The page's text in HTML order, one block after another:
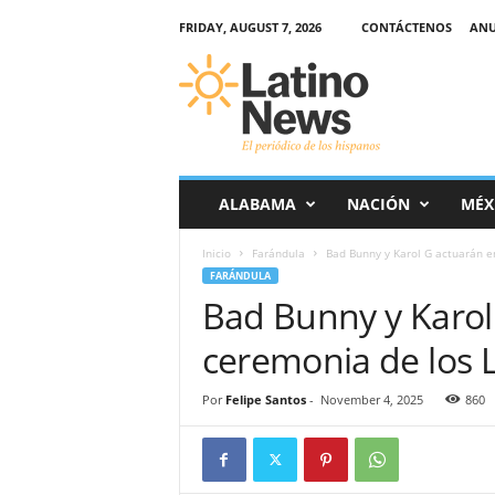
FRIDAY, AUGUST 7, 2026 CONTÁCTENOS
r
ALABAMA NACIÓN
Inicio Farándula Bad Bunny y Karol G actuarán
FARÁNDULA
Bad Bunny y
ceremonia de los
Por Felipe Santos- November 4, 2025 860